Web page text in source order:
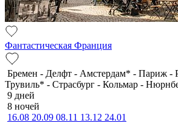
Фантастическая Франция
Бремен - Делфт - Амстердам* - Париж -
Трувиль* - Страсбург - Кольмар -
9 дней
8 ночей
16.08 20.09 08.11 13.12 24.01